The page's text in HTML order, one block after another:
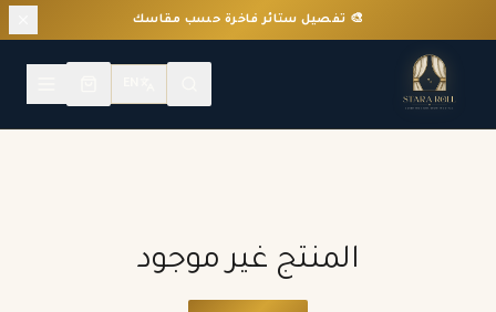
🎨 تفصيل ستائر فاخرة حسب مقاسك
المنتج غير موجود